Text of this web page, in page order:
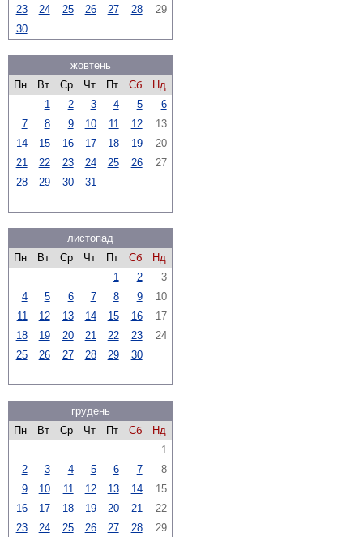
23
24 25 26 27 28
29
30
жовтень
Пн
Вт Ср Чт Пт Сб
Нд
1
2 3 4 5
6
7
8 9 10 11 12
13
14
15 16 17 18 19
20
21
22 23 24 25 26
27
28
29 30 31
листопад
Пн
Вт Ср Чт Пт Сб
Нд
1
2
3
4
5 6 7 8 9
10
11
12 13 14 15 16
17
18
19 20 21 22 23
24
25
26 27 28 29 30
грудень
Пн
Вт Ср Чт Пт Сб
Нд
1
2
3 4 5 6 7
8
9
10 11 12 13 14
15
16
17 18 19 20 21
22
23
24 25 26 27 28 29